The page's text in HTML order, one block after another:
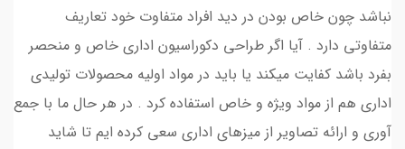
نباشد چون خاص بودن در دید افراد متفاوت خود تعاریف
متفاوتی دارد . آیا اگر طراحی دکوراسیون اداری خاص و منحصر
بفرد باشد کفایت میکند یا باید در مواد اولیه محصولات تولیدی
اداری هم از مواد ویژه و خاص استفاده کرد . در هر حال ما با جمع
آوری و ارائه تصاویر از میزهای اداری سعی کرده ایم تا شاید